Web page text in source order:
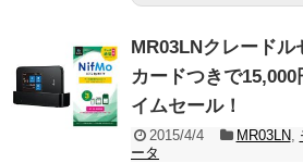
MR03LNクレード
カードつきで
イムセール！
2015/4/4 MR03LN
ータ